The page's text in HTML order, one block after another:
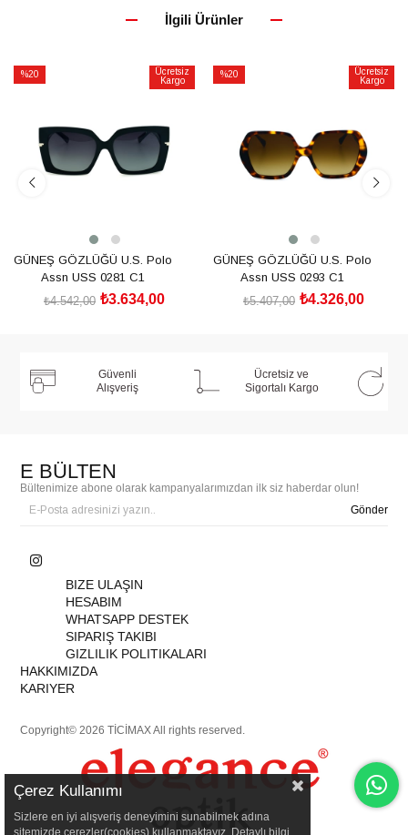
İlgili Ürünler
%20
Ücretsiz
Kargo
GÜNEŞ GÖZLÜĞÜ U.S. Polo
Assn USS 0281 C1
₺3.634,00
₺4.542,00
%20
Ücretsiz
Kargo
GÜNEŞ GÖZLÜĞÜ U.S. Polo
Assn USS 0293 C1
₺4.326,00
₺5.407,00
Güvenli
Alışveriş
Ücretsiz ve
Sigortalı Kargo
E BÜLTEN
Bültenimize abone olarak kampanyalarımızdan ilk siz haberdar olun!
Gönder
BIZE ULAŞIN
HESABIM
WHATSAPP DESTEK
SIPARIŞ TAKIBI
GIZLILIK POLITIKALARI
HAKKIMIZDA
KARIYER
Copyright© 2026 TİCİMAX All rights reserved.
Çerez Kullanımı
Sizlere en iyi alışveriş deneyimini sunabilmek adına
sitemizde çerezler(cookies) kullanmaktayız. Detaylı bilgi